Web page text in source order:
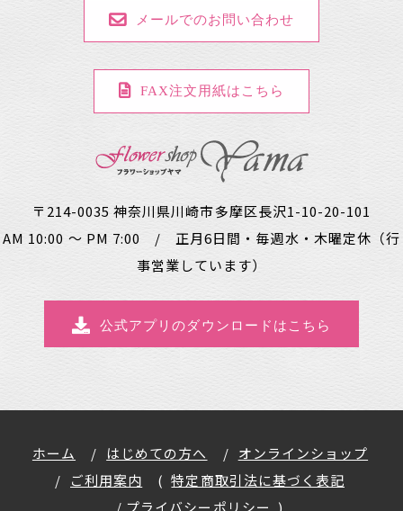
メールでのお問い合わせ
FAX注文用紙はこちら
〒214-0035 神奈川県川崎市多摩区長沢1-10-20-101
AM 10:00 ～ PM 7:00 / 正月6日間・毎週水・木曜定休（行
事営業しています）
公式アプリのダウンロードはこちら
ホーム はじめての方へ
オンラインショップ
ご利用案内
特定商取引法に基づく表記
プライバシーポリシー